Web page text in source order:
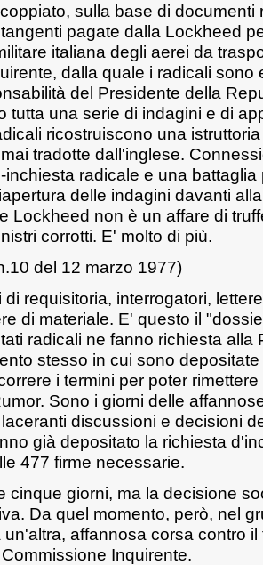
sulla base di documenti
pagate dalla Lockheed
italiana degli aerei da
dalla quale i radicali sono
del Presidente della
tutta una serie di indagini e di
ricostruiscono una
tradotte dall'inglese.
radicale e una
delle indagini davanti
Lockheed non è un affare di
corrotti. E' molto di più.
del 12 marzo 1977)
requisitoria, interrogatori,
di materiale. E' questo il
radicali ne fanno richiesta alla
stesso in cui sono
i termini per poter
Sono i giorni delle
discussioni e decisioni
già depositato la richiesta
477 firme necessarie.
cinque giorni, ma la decisione
Da quel momento, però, nel
affannosa corsa contro
Inquirente.